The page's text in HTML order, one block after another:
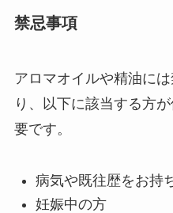
禁忌事項
アロマオイルや精油に
り、以下に該当する方
要です。
病気や既往歴をお持
妊娠中の方